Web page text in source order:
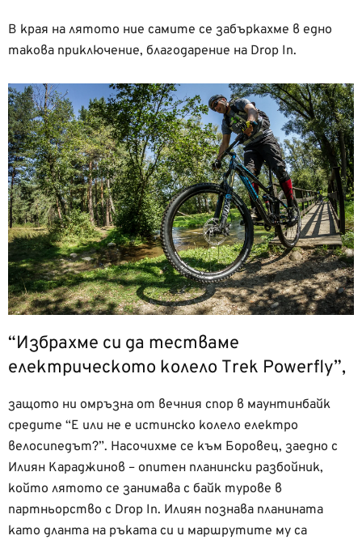
В края на лятото ние самите се забъркахме в едно
такова приключение, благодарение на Drop In.
“Избрахме си да тестваме
електрическото колело Trek Powerfly”,
защото ни омръзна от вечния спор в маунтинбайк
средите “Е или не е истинско колело електро
велосипедът?”. Насочихме се към Боровец, заедно с
Илиян Караджинов – опитен планински разбойник,
който лятото се занимава с байк турове в
партньорство с Drop In. Илиян познава планината
като дланта на ръката си и маршрутите му са